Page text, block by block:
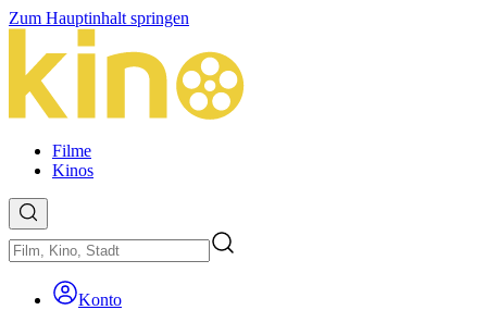
Zum Hauptinhalt springen
Filme
Kinos
Konto